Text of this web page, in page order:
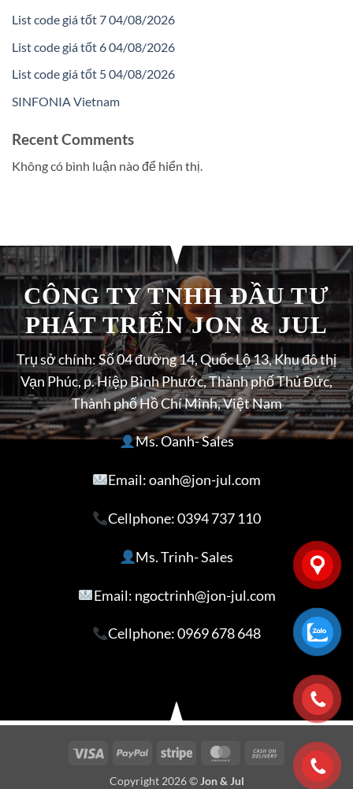
List code giá tốt 7 04/08/2026
List code giá tốt 6 04/08/2026
List code giá tốt 5 04/08/2026
SINFONIA Vietnam
Recent Comments
Không có bình luận nào để hiển thị.
CÔNG TY TNHH ĐẦU TƯ
PHÁT TRIỂN JON & JUL
Trụ sở chính: Số 04 đường 14, Quốc Lộ 13, Khu đô thị
Vạn Phúc, p. Hiệp Bình Phước, Thành phố Thủ Đức,
Thành phố Hồ Chí Minh, Việt Nam
Ms. Oanh- Sales
Email: oanh@jon-jul.com
Cellphone:0394 737 110
Ms. Trinh- Sales
Email: ngoctrinh@jon-jul.com
Cellphone:0969 678 648
Visa PayPal Stripe MasterCardCash
On
Copyright 2026 © Jon & Jul